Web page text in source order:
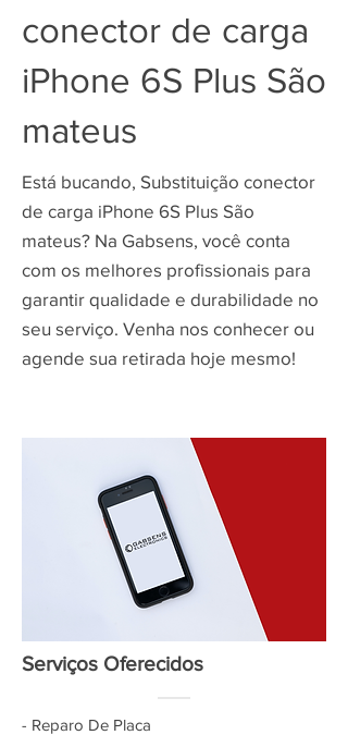
conector de carga
iPhone 6S Plus São
mateus
Está bucando, Substituição conector
de carga iPhone 6S Plus São
mateus? Na Gabsens, você conta
com os melhores profissionais para
garantir qualidade e durabilidade no
seu serviço. Venha nos conhecer ou
agende sua retirada hoje mesmo!
Serviços Oferecidos
- Reparo De Placa